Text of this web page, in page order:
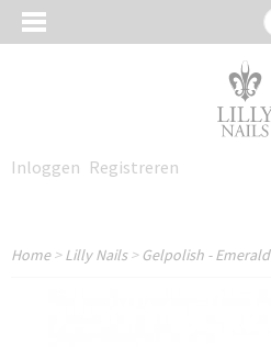
Inloggen Registreren
Home>Lilly Nails> Gelpolish - Emerald